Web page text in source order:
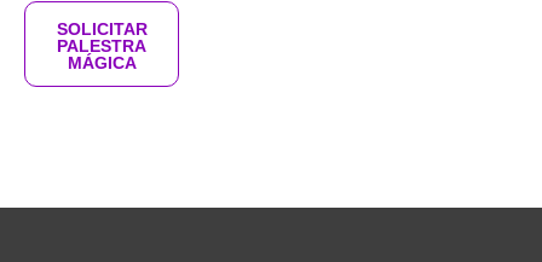
SOLICITAR
PALESTRA
MÁGICA